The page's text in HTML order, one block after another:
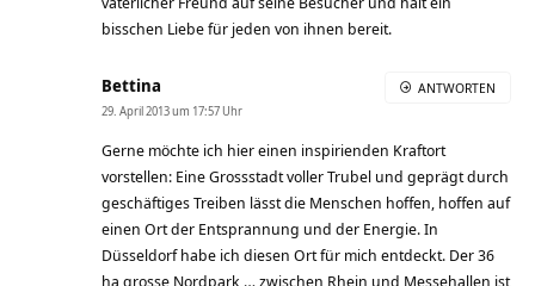
bisschen Liebe für jeden von ihnen bereit.
Bettina
29. April 2013 um 17:57 Uhr
Gerne möchte ich hier einen inspirienden Kraftort
vorstellen: Eine Grossstadt voller Trubel und geprägt durch
geschäftiges Treiben lässt die Menschen hoffen, hoffen auf
einen Ort der Entsprannung und der Energie. In
Düsseldorf habe ich diesen Ort für mich entdeckt. Der 36
ha grosse Nordpark … zwischen Rhein und Messehallen ist
ANTWORTEN